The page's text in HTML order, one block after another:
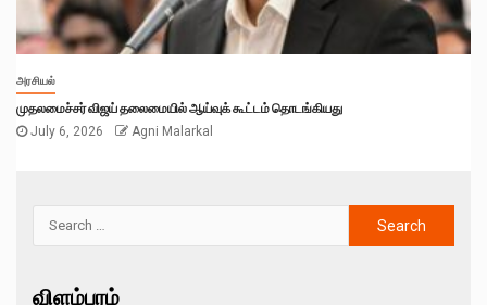
அரசியல்
முதலமைச்சர் விஜய் தலைமையில் ஆய்வுக் கூட்டம் தொடங்கியது
July 6, 2026
Agni Malarkal
விளம்பரம்